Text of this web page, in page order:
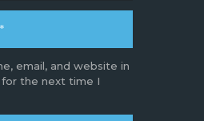
email, and website in
the next time I